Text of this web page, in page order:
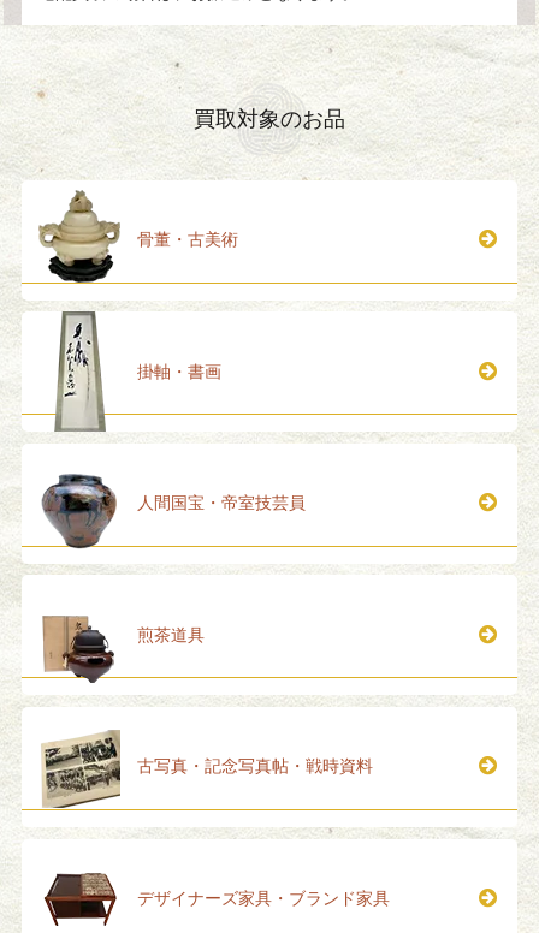
買取対象のお品
骨董・古美術
掛軸・書画
人間国宝・帝室技芸員
煎茶道具
古写真・記念写真帖・戦時資料
デザイナーズ家具・ブランド家具